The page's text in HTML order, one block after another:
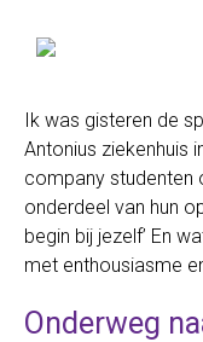
Ik was gisteren de
Antonius ziekenhuis
company studenten
onderdeel van hun
begin bij jezelf’ En
met enthousiasme
Onderweg